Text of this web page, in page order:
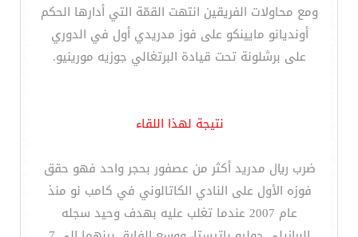
ومع محاولات الفريقين انتهت القمّة التي أدارها الحكم
أونديانو مايينكو على فوز مدريدي أول في الدوري
على برشلونة تحت قيادة البرتغالي جوزيه مورينيو.
نتيجة لهذا اللقاء
ضرب ريال مدريد أكثر من عصفور بحجر واحد فهو حقق
فوزه الأول على النادي الكاتالوني في كامب نو منذ
عام 2007 عندما تغلب عليه بهدف وحيد سجله